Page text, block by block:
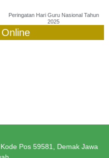
Peringatan Hari Guru Nasional Tahun
2025
Pos 59581, Demak Jawa